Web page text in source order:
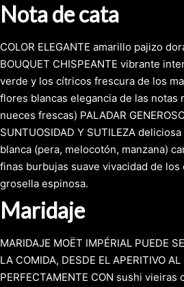
Nota de cata
COLOR ELEGANTE amarillo pajizo
BOUQUET CHISPEANTE vibrante
verde y los cítricos frescura de los
flores blancas elegancia de las notas
nueces frescas) PALADAR
SUNTUOSIDAD Y SUTILEZA
blanca (pera, melocotón, manzana)
finas burbujas suave vivacidad de
grosella espinosa.
Maridaje
MARIDAJE MOËT IMPÉRIAL PUEDE
LA COMIDA, DESDE EL APERITIVO
PERFECTAMENTE CON sushi